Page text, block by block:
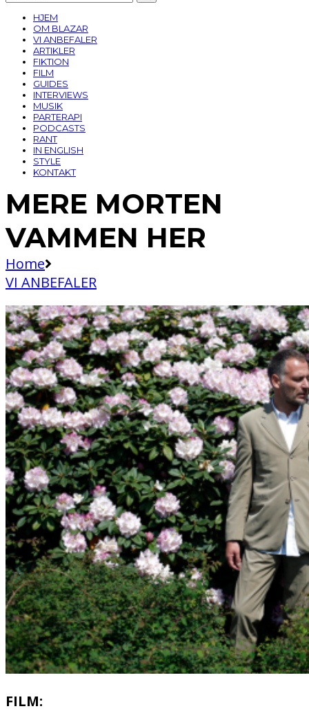
HJEM
OM BLAZAR
VI ANBEFALER
ARTIKLER
FIKTION
FILM
GUIDES
INTERVIEWS
MUSIK
PARTERAPI
PODCASTS
RANT
IN ENGLISH
STYLE
KONTAKT
MERE MORTEN
VAMMEN HER
Home
VI ANBEFALER
FILM: